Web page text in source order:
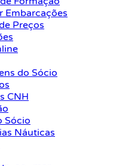
Embarcações
Preços
do Sócio
CNH
Sócio
Náuticas